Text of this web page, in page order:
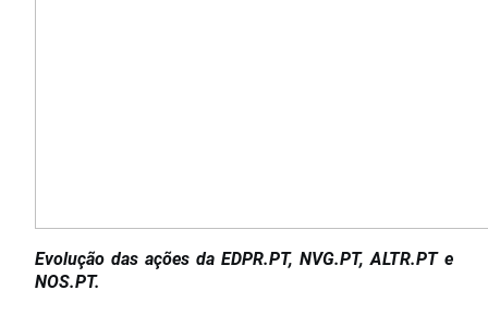
Evolução das ações da EDPR.PT, NVG.PT, ALTR.PT e
NOS.PT.